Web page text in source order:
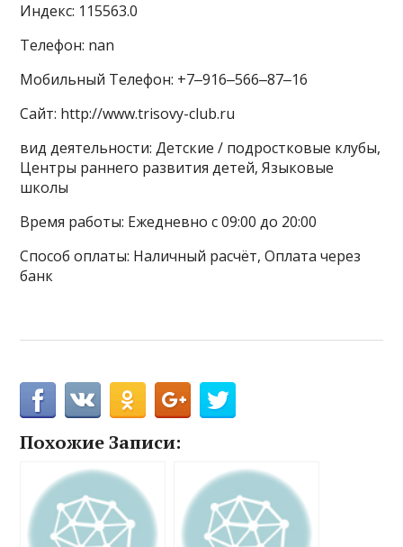
Индекс: 115563.0
Телефон: nan
Мобильный Телефон: +7‒916‒566‒87‒16
Сайт: http://www.trisovy-club.ru
вид деятельности: Детские / подростковые клубы,
Центры раннего развития детей, Языковые
школы
Время работы: Ежедневно с 09:00 до 20:00
Способ оплаты: Наличный расчёт, Оплата через
банк
Похожие Записи: